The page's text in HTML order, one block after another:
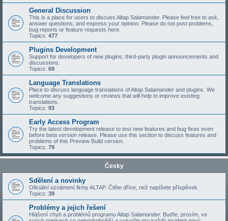
General Discussion
This is a place for users to discuss Altap Salamander. Please feel free to ask,
answer questions, and express your opinion. Please do not post problems,
bug reports or feature requests here.
Topics: 477
Plugins Development
Support for developers of new plugins, third-party plugin announcements and
discussions.
Topics: 69
Language Translations
Place to discuss language translations of Altap Salamander and plugins. We
welcome any suggestions or reviews that will help to improve existing
translations.
Topics: 93
Early Access Program
Try the latest development release to test new features and bug fixes even
before beta version release. Please use this section to discuss features and
problems of this Preview Build version.
Topics: 79
Česky
Sdělení a novinky
Oficiální oznámení firmy ALTAP. Čtěte dříve, než napíšete příspěvek.
Topics: 39
Problémy a jejich řešení
Hlášení chyb a problémů programu Altap Salamander. Buďte, prosím, ve